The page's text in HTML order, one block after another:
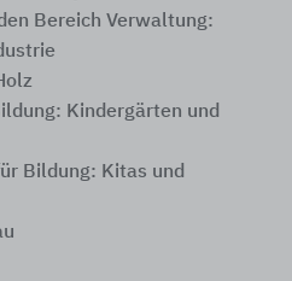
Bereich Verwaltung:
Kindergärten und
Bildung: Kitas und